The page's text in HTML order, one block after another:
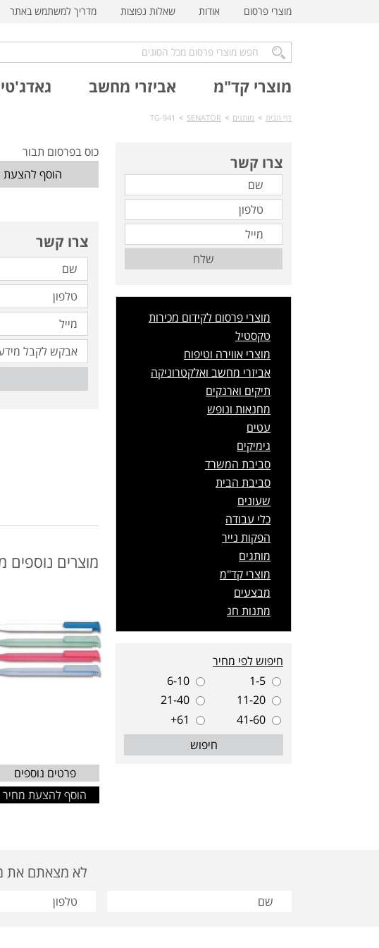
מוצרי פרסום אודות שאלות נפוצות מדריך למשתמש באתר
מוצרי קד"מ אביזרי מחשב
דף הבית > מותגים >
SENATOR
>
TG-941
כוס בפרסום תבור
הוסף להצעת
צרו קשר
מוצרים נוספים
פרטים נוספים
הוסף להצעת מחיר
צרו קשר
שלח
מוצרי פרסום לקידום מכירות
טקסטיל
מוצרי אווירה וטיפוח
אביזרי מחשב ואלקטרוניקה
תיקים וארנקים
מחנאות ונופש
עטים
גימיקים
סביבת המשרד
סביבת הבית
שעונים
כלי עבודה
הפקות נייר
מותגים
מוצרי קד"מ
מבצעים
מתנות חג
חיפוש לפי מחיר
1-5
6-10
11-20
21-40
41-60
61+
חיפוש
לא מצאתם את מה